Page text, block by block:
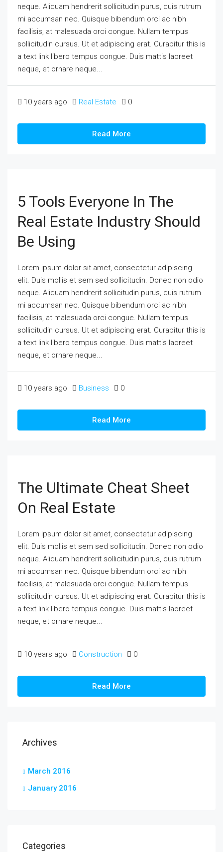
neque. Aliquam hendrerit sollicitudin purus, quis rutrum
mi accumsan nec. Quisque bibendum orci ac nibh
facilisis, at malesuada orci congue. Nullam tempus
sollicitudin cursus. Ut et adipiscing erat. Curabitur this is
a text link libero tempus congue. Duis mattis laoreet
neque, et ornare neque...
10 years ago Real Estate 0
Read More
5 Tools Everyone In The
Real Estate Industry Should
Be Using
Lorem ipsum dolor sit amet, consectetur adipiscing
elit. Duis mollis et sem sed sollicitudin. Donec non odio
neque. Aliquam hendrerit sollicitudin purus, quis rutrum
mi accumsan nec. Quisque bibendum orci ac nibh
facilisis, at malesuada orci congue. Nullam tempus
sollicitudin cursus. Ut et adipiscing erat. Curabitur this is
a text link libero tempus congue. Duis mattis laoreet
neque, et ornare neque...
10 years ago Business 0
Read More
The Ultimate Cheat Sheet
On Real Estate
Lorem ipsum dolor sit amet, consectetur adipiscing
elit. Duis mollis et sem sed sollicitudin. Donec non odio
neque. Aliquam hendrerit sollicitudin purus, quis rutrum
mi accumsan nec. Quisque bibendum orci ac nibh
facilisis, at malesuada orci congue. Nullam tempus
sollicitudin cursus. Ut et adipiscing erat. Curabitur this is
a text link libero tempus congue. Duis mattis laoreet
neque, et ornare neque...
10 years ago Construction 0
Read More
Archives
March 2016
January 2016
Categories